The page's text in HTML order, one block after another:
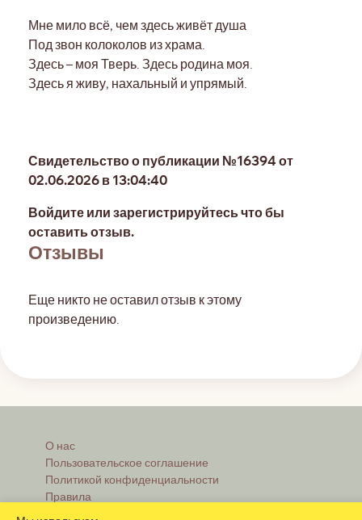
Мне мило всё, чем здесь живёт душа
Под звон колоколов из храма.
Здесь – моя Тверь. Здесь родина моя.
Здесь я живу, нахальный и упрямый.
Свидетельство о публикации №16394 от
02.06.2026 в 13:04:40
Войдите или зарегистрируйтесь что бы
оставить отзыв.
Отзывы
Еще никто не оставил отзыв к этому
произведению.
О нас
Пользовательское соглашение
Политикой конфиденциальности
Правила